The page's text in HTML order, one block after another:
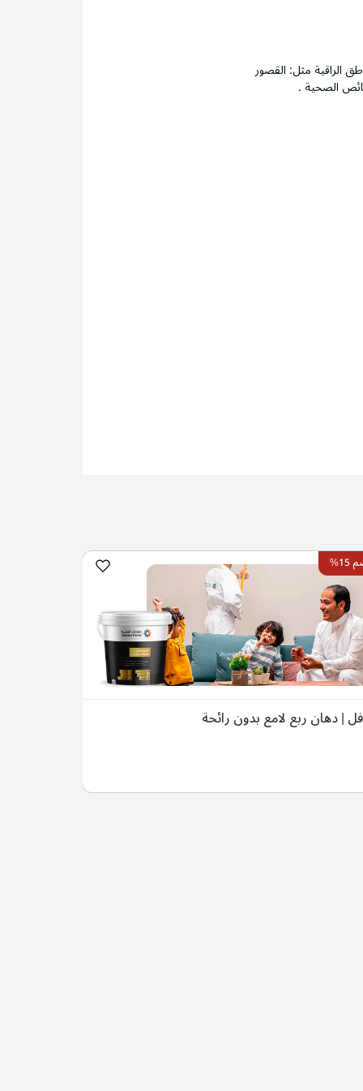
الراقية مثل: القصور
الصحية .
| دهان ربع لامع بدون رائحة